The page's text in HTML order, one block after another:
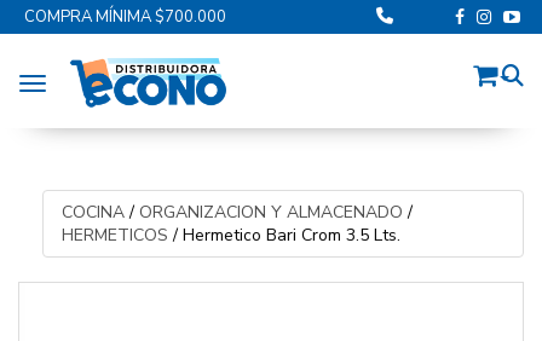
COMPRA MÍNIMA $700.000
Toggle navigation
COCINA/ ORGANIZACION Y ALMACENADO /
HERMETICOS / Hermetico Bari Crom 3.5 Lts.